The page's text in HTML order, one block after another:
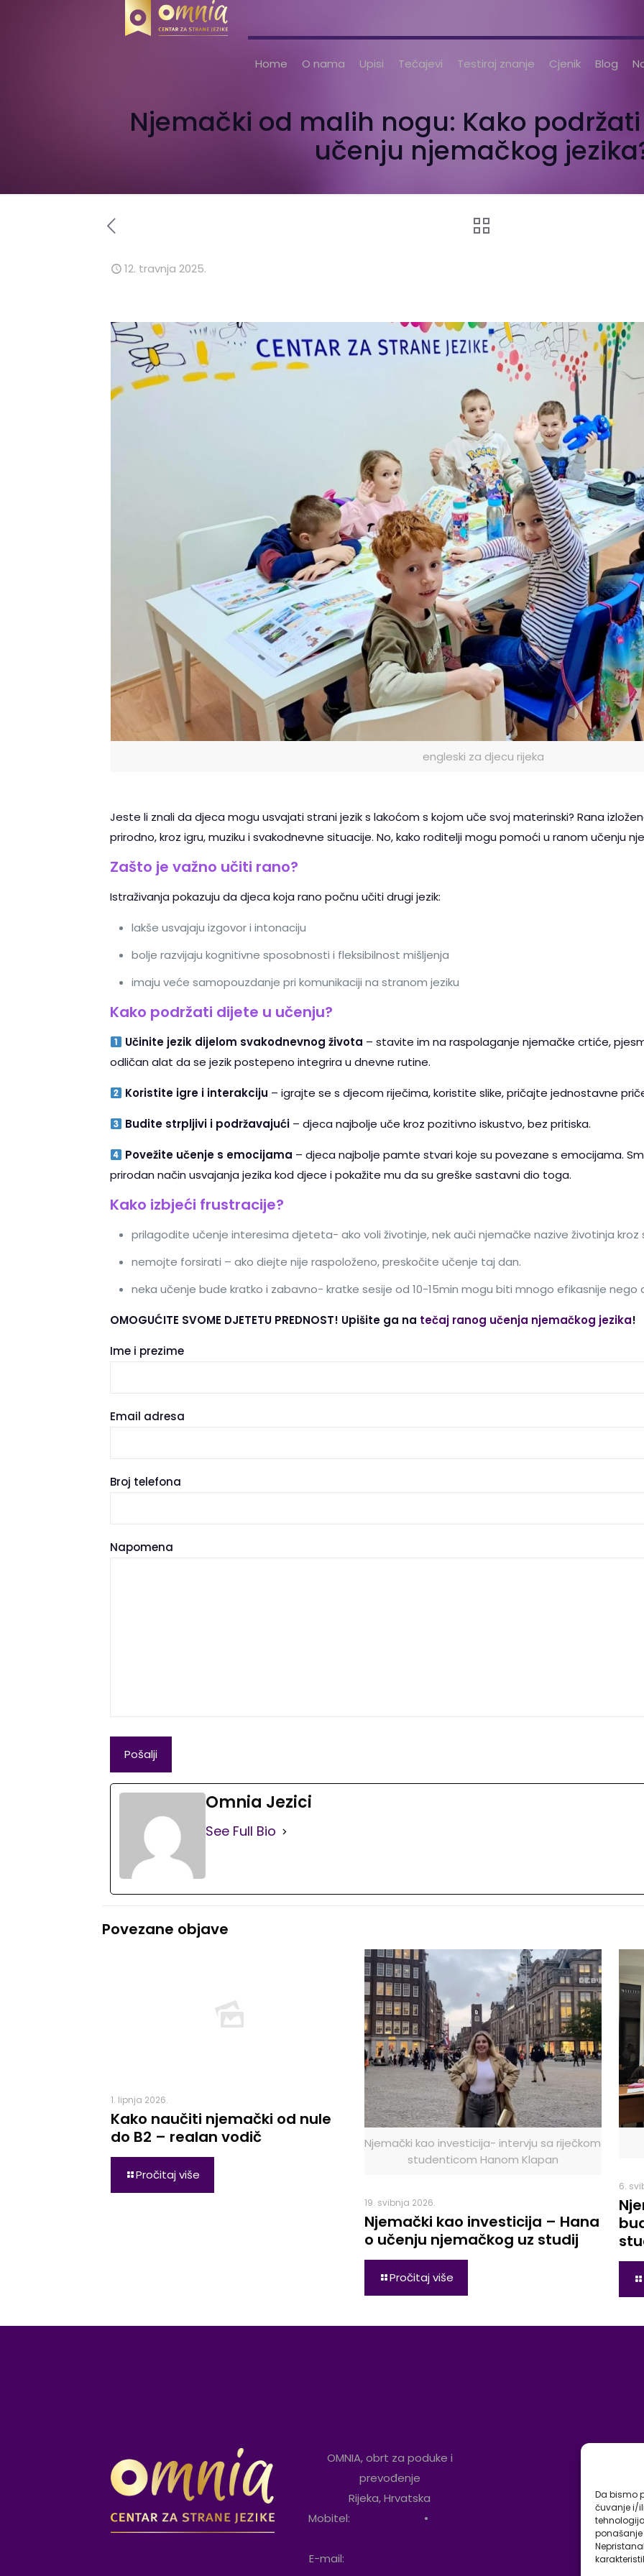
Da bismo
čuvanje i/
ponašanje
Home O nama Upisi Tečajevi Testiraj znanje Cjenik Blog
Njemački od malih nogu: Kako
učenju njemačkog
12. travnja 2025.
engleski za djecu rijeka
Jeste li znali da djeca mogu usvajati strani jezik s lakoćom s kojom uče svoj materinski? Rana
prirodno, kroz igru, muziku i svakodnevne situacije. No, kako roditelji mogu pomoći u ranom učenju
Zašto je važno učiti rano?
Istraživanja pokazuju da djeca koja rano počnu učiti drugi jezik:
lakše usvajaju izgovor i intonaciju
bolje razvijaju kognitivne sposobnosti i fleksibilnost mišljenja
imaju veće samopouzdanje pri komunikaciji na stranom jeziku
Kako podržati dijete u učenju?
Učinite jezik dijelom svakodnevnog života – stavite im na raspolaganje njemačke crtiće,
odličan alat da se jezik postepeno integrira u dnevne rutine.
Koristite igre i interakciju – igrajte se s djecom riječima, koristite slike, pričajte jednostavne
Budite strpljivi i podržavajući – djeca najbolje uče kroz pozitivno iskustvo, bez pritiska.
Povežite učenje s emocijama – djeca najbolje pamte stvari koje su povezane s emocijama.
prirodan način usvajanja jezika kod djece i pokažite mu da su greške sastavni dio toga.
Kako izbjeći frustracije?
prilagodite učenje interesima djeteta- ako voli životinje, nek auči njemačke nazive životinja kroz
nemojte forsirati – ako diejte nije raspoloženo, preskočite učenje taj dan.
neka učenje bude kratko i zabavno- kratke sesije od 10-15min mogu biti mnogo efikasnije nego
OMOGUĆITE SVOME DJETETU PREDNOST! Upišite ga na tečaj ranog učenja njemačkog jezika!
Ime i prezime
Email adresa
Broj telefona
Napomena
Omnia Jezici
See Full Bio
Povezane objave
1. lipnja 2026.
Kako naučiti njemački od nule
do B2 – realan vodič
Pročitaj više
Njemački kao investicija- intervju sa riječkom
studenticom Hanom Klapan
19. svibnja 2026.
Njemački kao investicija – Hana
o učenju njemačkog uz studij
Pročitaj više
6.
OMNIA, obrt za poduke i
prevođenje
Rijeka, Hrvatska
Mobitel:
•
E-mail: